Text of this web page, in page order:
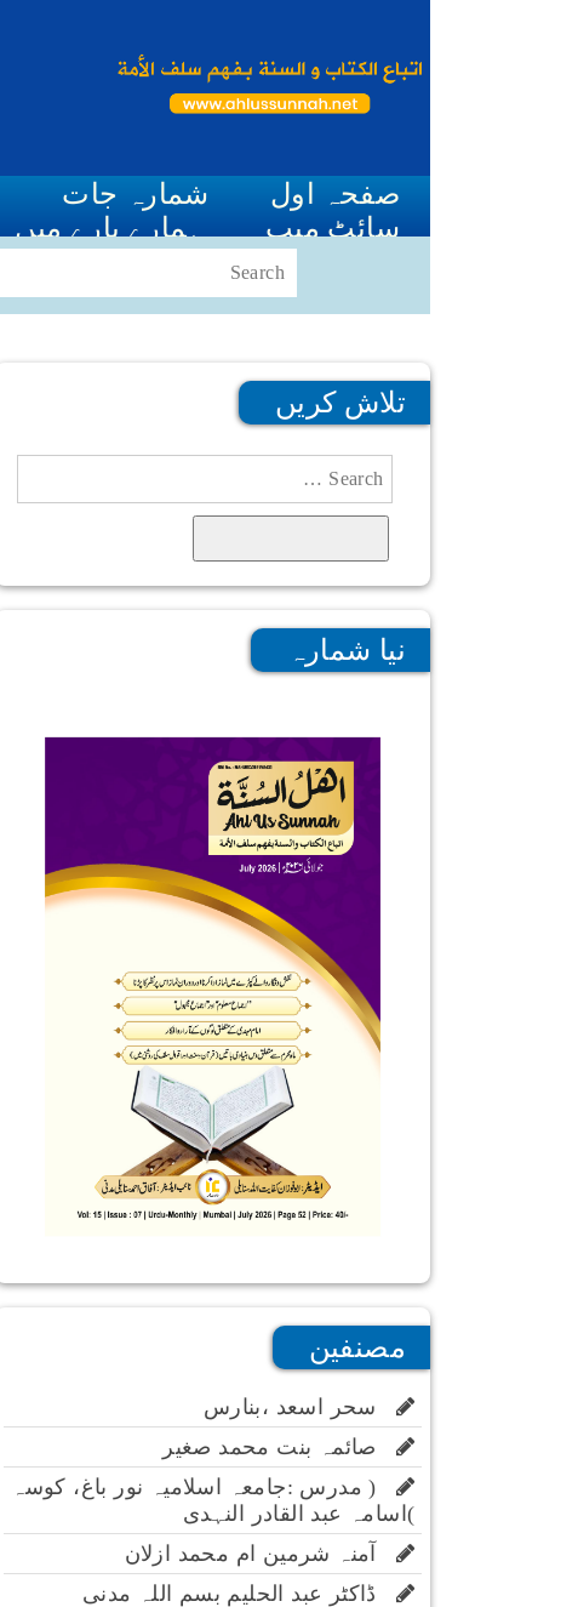
صفحہ اول شمارہ جات
سائٹ میپ
ہمارے بارے میں
تلاش کریں
نیا شمارہ
مصنفین
سحر اسعد ،بنارس
صائمہ بنت محمد صغیر
( مدرس :جامعہ اسلامیہ نور باغ، کوسہ
)اسامہ عبد القادر النہدی
آمنہ شرمین ام محمد ازلان
ڈاکٹر عبد الحلیم بسم اللہ مدنی